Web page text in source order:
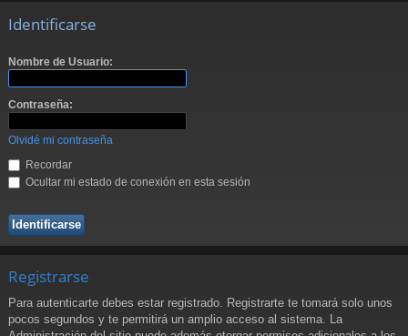
Identificarse
Nombre de Usuario:
Contraseña:
Olvidé mi contraseña
Recordar
Ocultar mi estado de conexión en esta sesión
Registrarse
Para autenticarte debes estar registrado. Registrarte te tomará solo unos
pocos segundos y te permitirá un amplio acceso al sistema. La